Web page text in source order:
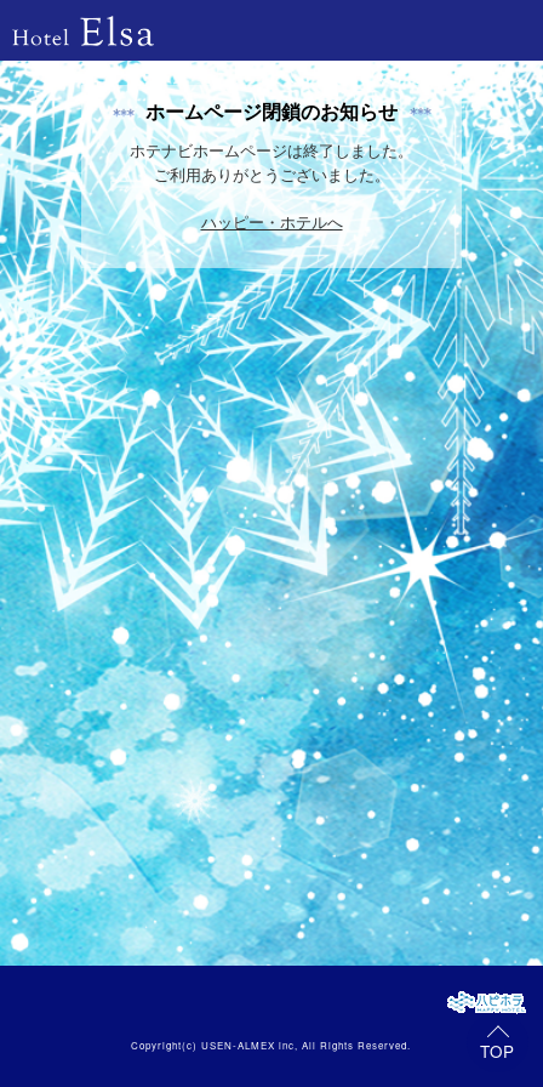
ホームページ閉鎖のお知らせ
ホテナビホームページは終了しました。
ご利用ありがとうございました。
ハッピー・ホテルへ
Copyright(c)USEN-ALMEX inc, All Rights Reserved.